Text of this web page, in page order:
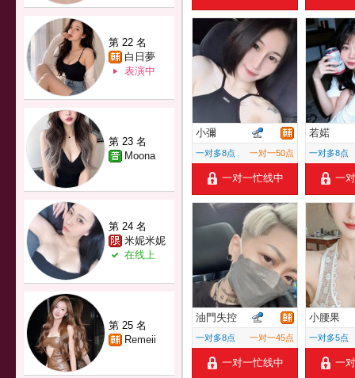
第 22 名
白日夢
表演中
第 23 名
Moona
第 24 名
米妮米妮
在线上
第 25 名
Remeii
小彌
一对多8点 一对一50点
一对一忙线中
若婼
一对多8点
一
油門失控
一对多8点 一对一45点
一对一忙线中
小腰果
一对多5点
一